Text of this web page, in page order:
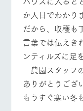
客様へ
ペットを
お連れの
お客様へ
お問い合
わせ・資
料請求
周
牧場内を
遊バスの
個人情報取扱いに
営業時間
よくある
ペットを
お客様へ
か人目でわかり
だから、収穫も
言葉では伝えき
ンティルズに足
農園スタッフ
ありがとうござ
もうすぐ寒い冬